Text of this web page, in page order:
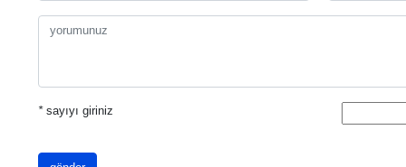
*sayıyı giriniz